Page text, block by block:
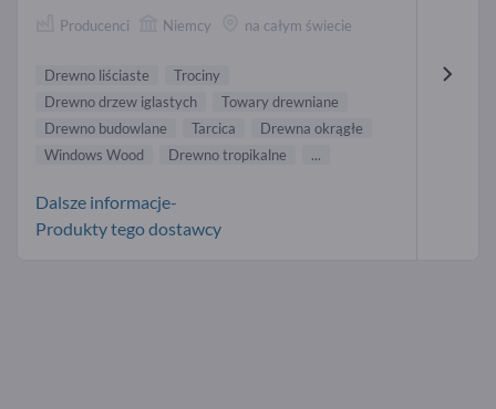
Producenci Niemcy na całym świecie
Drewno liściaste
Trociny
Drewno drzew iglastych
Towary drewniane
Drewno budowlane
Tarcica
Drewna okrągłe
Windows Wood
Drewno tropikalne ...
Dalsze informacje-
Produkty tego dostawcy